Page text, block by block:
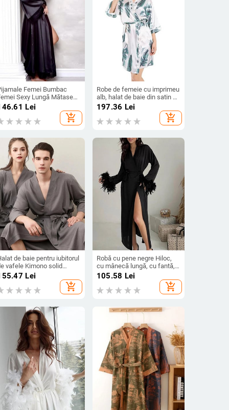
Femei Bumbac
Sexy Lungă Mătase
Rochie Robe de baie
Babydoll Lenjerie Cămașă de
домашний костюм
Lei
add_shopping_cart
Robe de femeie cu imprimeu
alb, halat de baie din satin de
vară, ocazional,
îmbrăcăminte de noapte
pentru femei, rochie largi
kimono, rochie de acasă
197.36 Lei
add_shopping_cart
de baie pentru iubitorul
vafele Kimono solid
femei, halat de baie
cu mâneci trei sferturi cu
primăvară, vară,
halat de baie moale pentru
Lei
add_shopping_cart
Robă cu pene negre Hiloc,
cu mânecă lungă, cu fantă,
sexy, pentru femei, rochie de
noapte pentru somn, haine
de dormit pentru femei
105.58 Lei
add_shopping_cart